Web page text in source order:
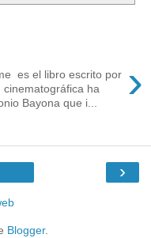
›
es el libro escrito por
cinematográfica ha
Bayona que i...
›
Blogger.